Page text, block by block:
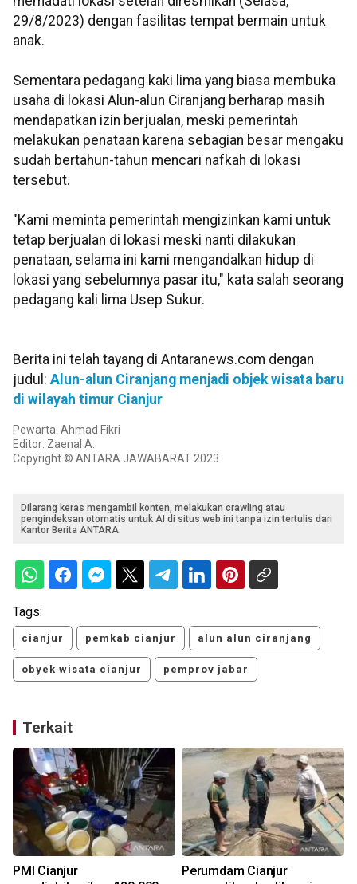
29/8/2023) dengan fasilitas tempat bermain untuk
anak.
Sementara pedagang kaki lima yang biasa membuka
usaha di lokasi Alun-alun Ciranjang berharap masih
mendapatkan izin berjualan, meski pemerintah
melakukan penataan karena sebagian besar mengaku
sudah bertahun-tahun mencari nafkah di lokasi
tersebut.
"Kami meminta pemerintah mengizinkan kami untuk
tetap berjualan di lokasi meski nanti dilakukan
penataan, selama ini kami mengandalkan hidup di
lokasi yang sebelumnya pasar itu," kata salah seorang
pedagang kali lima Usep Sukur.
Berita ini telah tayang di Antaranews.com dengan
judul: Alun-alun Ciranjang menjadi objek wisata baru
di wilayah timur Cianjur
Pewarta: Ahmad Fikri
Editor: Zaenal A.
Copyright © ANTARA JAWABARAT 2023
Dilarang keras mengambil konten, melakukan crawling atau
pengindeksan otomatis untuk AI di situs web ini tanpa izin tertulis dari
Kantor Berita ANTARA.
Tags:
cianjur pemkab cianjur alun alun ciranjang
obyek wisata cianjur pemprov jabar
Terkait
PMI Cianjur
Perumdam Cianjur